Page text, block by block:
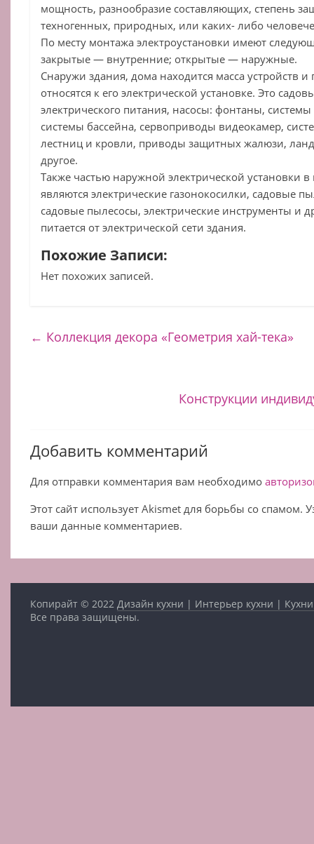
мощность, разнообразие составляющих, степень
техногенных, природных, или каких- либо
По месту монтажа электроустановки имеют
закрытые — внутренние; открытые — наружные.
Снаружи здания, дома находится масса устройств
относятся к его электрической установке. Это
электрического питания, насосы: фонтаны,
системы бассейна, сервоприводы видеокамер,
лестниц и кровли, приводы защитных жалюзи,
другое.
Также частью наружной электрической установки
являются электрические газонокосилки, садовые
садовые пылесосы, электрические инструменты и
питается от электрической сети здания.
Похожие Записи:
Нет похожих записей.
← Коллекция декора «Геометрия хай-тека»
Конструкции
Добавить комментарий
Для отправки комментария вам необходимо
Этот сайт использует Akismet для борьбы со спамом.
ваши данные комментариев.
Копирайт © 2022Дизайн кухни | Интерьер кухни |
Все права защищены.